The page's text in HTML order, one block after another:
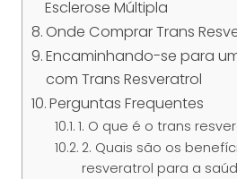
Esclerose Múltipla
Onde Comprar Trans
Encaminhando-se para
com Trans Resveratrol
Perguntas Frequentes
1. O que é o trans
2. Quais são os
resveratrol para a